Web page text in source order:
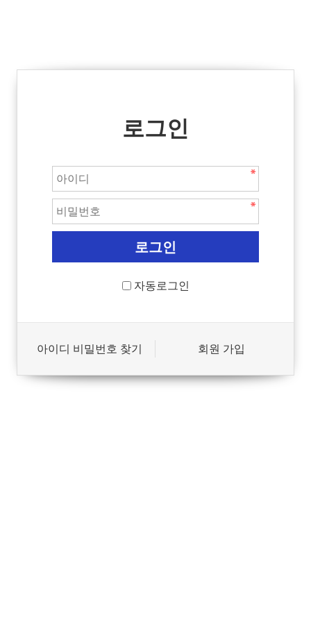
로그인
자동로그인
아이디 비밀번호 찾기 회원 가입